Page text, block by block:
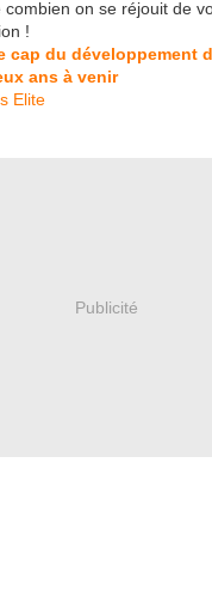
combien on se réjouit de
!
cap du développement
ans à venir
Elite
Publicité